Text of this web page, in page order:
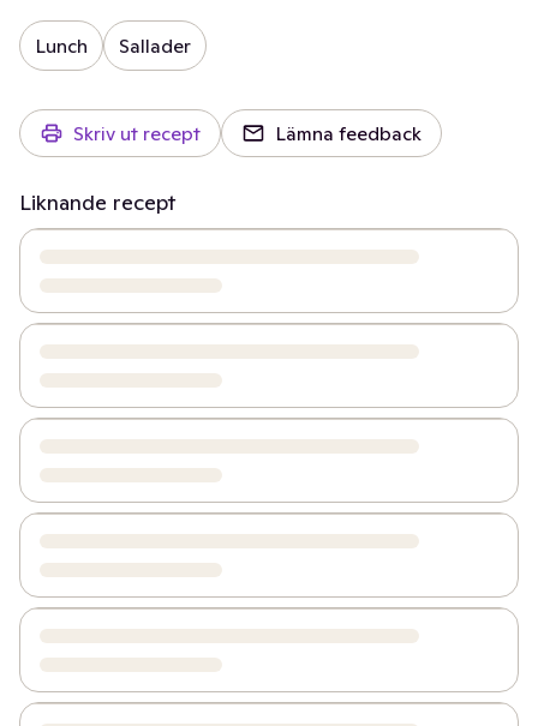
Lunch Sallader
Skriv ut recept Lämna feedback
Liknande recept